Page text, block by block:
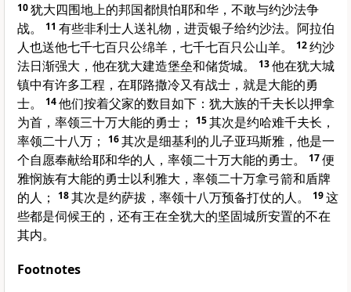
10犹大四围地上的邦国都惧怕耶和华，不敢与约沙法争
战。
11 有些非利士人送礼物，进贡银子给约沙法。 阿拉伯
人也送他七千七百只公绵羊，七千七百只公山羊。
12约沙
法日渐强大，他在犹大建造堡垒和储货城。 13他在犹大城
镇中有许多工程，在耶路撒冷又有战士，就是大能的勇
士。
14他们按着父家的数目如下： 犹大族的千夫长以押拿
为首，率领三十万大能的勇士；
15其次是约哈难千夫长，
率领二十八万；
16其次是细基利的儿子亚玛斯雅 ，他是一
个自愿奉献给耶和华的人，率领二十万大能的勇士。
17便
雅悯族有大能的勇士以利雅大 ，率领二十万拿弓箭和盾牌
的人；
18其次是约萨拔 ，率领十八万预备打仗的人。 19这
些都是伺候王的，还有王在全犹大的坚固城所安置的不在
其内。
Footnotes